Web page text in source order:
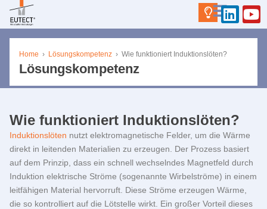
Home › Lösungskompetenz › Wie funktioniert Induktionslöten?
Lösungskompetenz
Wie funktioniert Induktionslöten?
Induktionslöten nutzt elektromagnetische Felder, um die Wärme
direkt in leitenden Materialien zu erzeugen. Der Prozess basiert
auf dem Prinzip, dass ein schnell wechselndes Magnetfeld durch
Induktion elektrische Ströme (sogenannte Wirbelströme) in einem
leitfähigen Material hervorruft. Diese Ströme erzeugen Wärme,
die so kontrolliert auf die Lötstelle wirkt. Ein großer Vorteil dieses